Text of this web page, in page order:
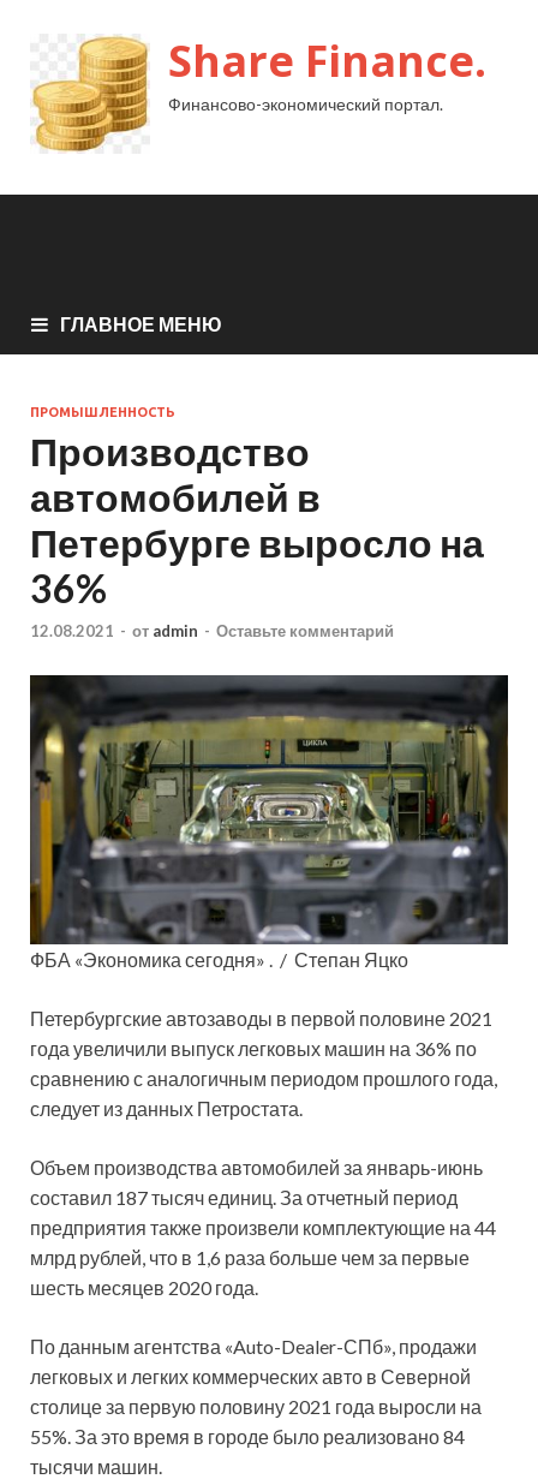
Share Finance.
Финансово-экономический портал.
ГЛАВНОЕ МЕНЮ
ПРОМЫШЛЕННОСТЬ
Производство
автомобилей в
Петербурге выросло на
36%
12.08.2021 - от admin - Оставьте комментарий
ФБА «Экономика сегодня» . / Степан Яцко
Петербургские автозаводы в первой половине 2021
года увеличили выпуск легковых машин на 36% по
сравнению с аналогичным периодом прошлого года,
следует из данных Петростата.
Объем производства автомобилей за январь-июнь
составил 187 тысяч единиц. За отчетный период
предприятия также произвели комплектующие на 44
млрд рублей, что в 1,6 раза больше чем за первые
шесть месяцев 2020 года.
По данным агентства «Auto-Dealer-СПб», продажи
легковых и легких коммерческих авто в Северной
столице за первую половину 2021 года выросли на
55%. За это время в городе было реализовано 84
тысячи машин.